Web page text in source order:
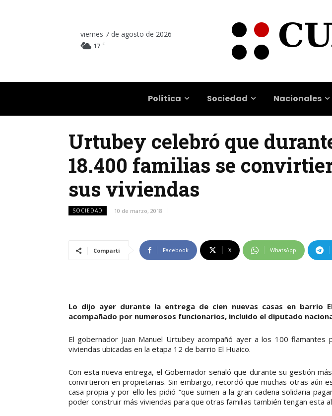
viernes 7 de agosto de 2026
17 C
Política Sociedad Nacionales
Urtubey celebró que
18.400 familias se
sus viviendas
SOCIEDAD 10 de marzo, 2018
Compartí Facebook X WhatsApp
Lo dijo ayer durante la entrega de cien nuevas casas en barrio
acompañado por numerosos funcionarios, incluido el diputado
El gobernador Juan Manuel Urtubey acompañó ayer a los 100 flamantes
viviendas ubicadas en la etapa 12 de barrio El Huaico.
Con esta nueva entrega, el Gobernador señaló que durante su gestión
convirtieron en propietarias. Sin embargo, recordó que muchas otras aún
casa propia y por ello les pidió “que sumen a la gran cadena solidaria
poder construir más viviendas para que otras familias también tengan esta